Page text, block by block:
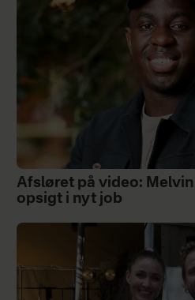
Afsløret på video:
opsigt i nyt job